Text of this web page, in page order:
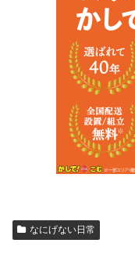
なにげない日常